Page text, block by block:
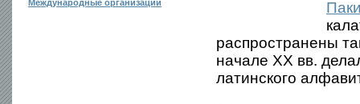
Международные организации
распространены
начале XX вв.
латинского